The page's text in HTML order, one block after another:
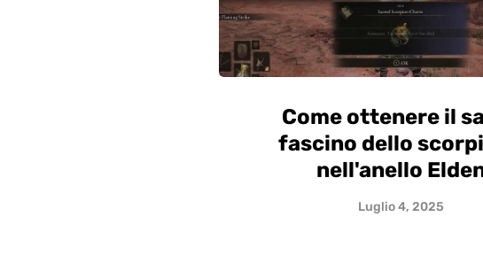
Come ottenere il
fascino dello
nell'anello
Luglio 4, 2025